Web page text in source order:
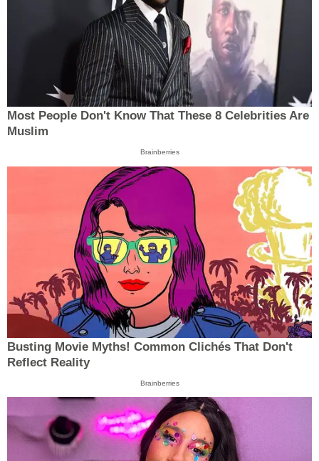
Most People Don't Know That These 8 Celebrities Are
Muslim
Brainberries
Busting Movie Myths! Common Clichés That Don't
Reflect Reality
Brainberries